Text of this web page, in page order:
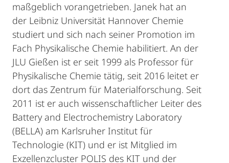
maßgeblich vorangetrieben. Janek hat an
der Leibniz Universität Hannover Chemie
studiert und sich nach seiner Promotion im
Fach Physikalische Chemie habilitiert. An der
JLU Gießen ist er seit 1999 als Professor für
Physikalische Chemie tätig, seit 2016 leitet er
dort das Zentrum für Materialforschung. Seit
2011 ist er auch wissenschaftlicher Leiter des
Battery and Electrochemistry Laboratory
(BELLA) am Karlsruher Institut für
Technologie (KIT) und er ist Mitglied im
Exzellenzcluster POLIS des KIT und der